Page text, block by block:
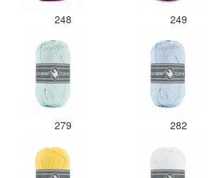
248 249
279 282